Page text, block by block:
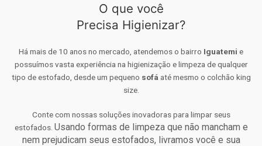
O que você
Precisa Higienizar?
Há mais de 10 anos no mercado, atendemos o bairro Iguatemi e
possuímos vasta experiência na higienização e limpeza de qualquer
tipo de estofado, desde um pequeno sofá até mesmo o colchão king
size.
Conte com nossas soluções inovadoras para limpar seus
estofados. Usando formas de limpeza que não mancham e
nem prejudicam seus estofados, livramos você e sua